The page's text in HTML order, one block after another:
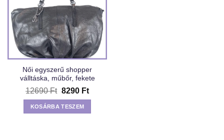
Női egyszerű shopper
válltáska, műbőr, fekete
12690Ft Original
price
was:
12690 Ft.
8290 FtCurrent
price
8290 Ft.
KOSÁRBA TESZEM